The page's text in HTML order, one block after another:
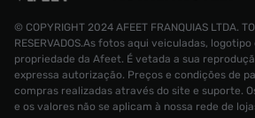
© COPYRIGHT 2024 AFEET FRANQUIAS LTDA.
RESERVADOS.As fotos aqui veiculadas,
propriedade da Afeet. É vetada a sua
expressa autorização. Preços e condições de
compras realizadas através do site e suporte.
e os valores não se aplicam à nossa rede de